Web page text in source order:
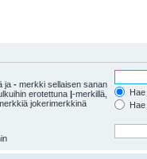
ja - merkki sellaisen sanan
erotettuna |-merkillä,
jokerimerkkinä